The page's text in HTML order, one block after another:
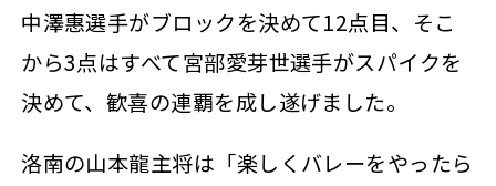
中澤惠選手がブロックを決めて12点目、そこ
から3点はすべて宮部愛芽世選手がスパイクを
決めて、歓喜の連覇を成し遂げました。
洛南の山本龍主将は「楽しくバレーをやったら